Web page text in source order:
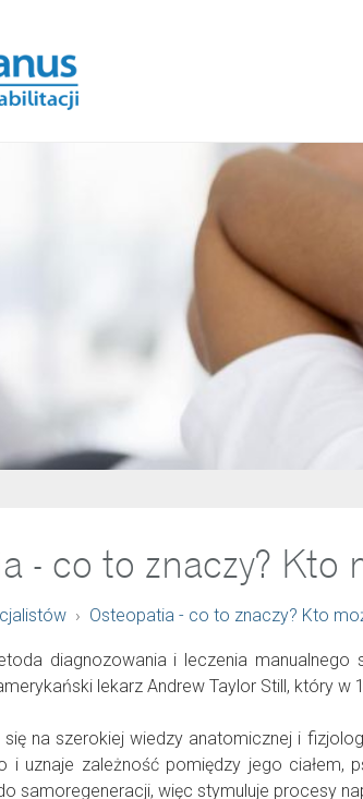
- co to znaczy? Kto
Osteopatia - co to znaczy? Kto
diagnozowania i leczenia manualnego
lekarz Andrew Taylor Still, który
na szerokiej wiedzy anatomicznej i
i uznaje zależność pomiędzy jego
samoregeneracji, więc stymuluje procesy